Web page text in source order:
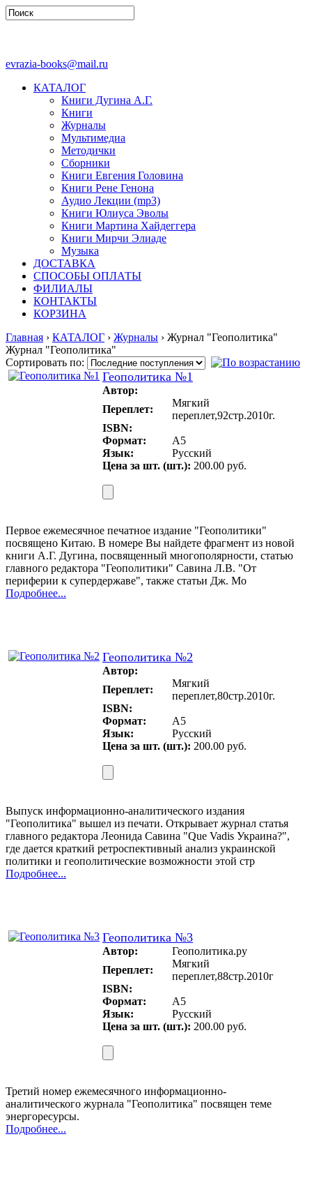
evrazia-books@mail.ru
КАТАЛОГ
Книги Дугина А.Г.
Книги
Журналы
Мультимедиа
Методички
Сборники
Книги Евгения Головина
Книги Рене Генона
Аудио Лекции (mp3)
Книги Юлиуса Эволы
Книги Мартина Хайдеггера
Книги Мирчи Элиаде
Музыка
ДОСТАВКА
СПОСОБЫ ОПЛАТЫ
ФИЛИАЛЫ
КОНТАКТЫ
КОРЗИНА
Главная › КАТАЛОГ › Журналы › Журнал "Геополитика"
Журнал "Геополитика"
Сортировать по:
Геополитика №1
Автор:
Переплет:
Мягкий
переплет,92стр.2010г.
ISBN:
Формат:
A5
Язык:
Русский
Цена за шт. (шт.): 200.00 руб.
Первое ежемесячное печатное издание "Геополитики"
посвящено Китаю. В номере Вы найдете фрагмент из новой
книги А.Г. Дугина, посвященный многополярности, статью
главного редактора "Геополитики" Савина Л.В. "От
периферии к супердержаве", также статьи Дж. Мо
Подробнее...
Геополитика №2
Автор:
Переплет:
Мягкий
переплет,80стр.2010г.
ISBN:
Формат:
A5
Язык:
Русский
Цена за шт. (шт.): 200.00 руб.
Выпуск информационно-аналитического издания
"Геополитика" вышел из печати. Открывает журнал статья
главного редактора Леонида Савина "Que Vadis Украина?",
где дается краткий ретроспективный анализ украинской
политики и геополитические возможности этой стр
Подробнее...
Геополитика №3
Автор:
Геополитика.ру
Переплет:
Мягкий
переплет,88стр.2010г
ISBN:
Формат:
А5
Язык:
Русский
Цена за шт. (шт.): 200.00 руб.
Третий номер ежемесячного информационно-
аналитического журнала "Геополитика" посвящен теме
энергоресурсы.
Подробнее...